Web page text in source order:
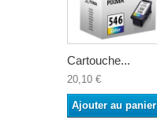
Cartouche...
20,10 €
Ajouter au panier